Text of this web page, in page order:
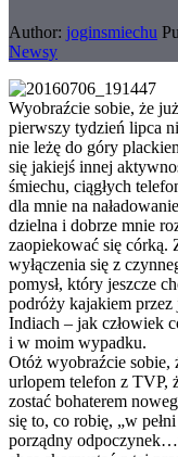
Author: joginsmiechu
Newsy
Wyobraźcie sobie, że
pierwszy tydzień lipca
nie leżę do góry
się jakiejś innej
śmiechu, ciągłych
dla mnie na
dzielna i dobrze mnie
zaopiekować się córką.
wyłączenia się z
pomysł, który jeszcze
podróży kajakiem
Indiach – jak człowiek
i w moim wypadku.
Otóż wyobraźcie sobie,
urlopem telefon z TVP,
zostać bohaterem
się to, co robię, „w
porządny